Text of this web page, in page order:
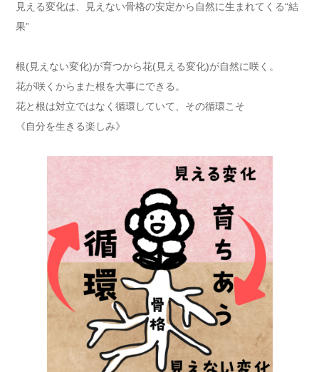
見える変化は、見えない骨格の安定から自然に生まれてくる“結
果”
根(見えない変化)が育つから花(見える変化)が自然に咲く。
花が咲くからまた根を大事にできる。
花と根は対立ではなく循環していて、その循環こそ
《自分を生きる楽しみ》